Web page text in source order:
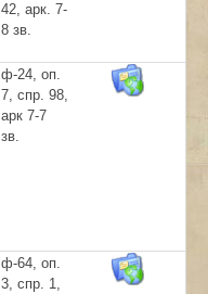
42, арк. 7-
8 зв.
ф-24, оп.
7, спр. 98,
арк 7-7
зв.
ф-64, оп.
3, спр. 1,